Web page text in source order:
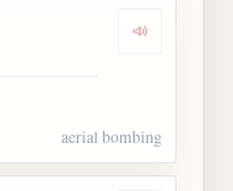
Dengarkan
aerial bombing